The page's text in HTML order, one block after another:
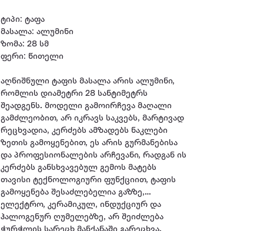
ტიპი: ტაფა
მასალა: ალუმინი
ზომა: 28 სმ
ფერი: წითელი
აღნიშნული ტაფის მასალა არის ალუმინი,
რომლის დიამეტრი 28 სანტიმეტრს
შეადგენს. მოდელი გამოირჩევა მაღალი
გამძლეობით, არ იკრავს საკვებს, მარტივად
რეცხვადია, კერძებს ამზადებს ნაკლები
ზეთის გამოყენებით, ეს არის გურმანებისა
და პროფესიონალების არჩევანი, რადგან ის
კერძებს განსხვავებულ გემოს მატებს
თავისი ტექნოლოგიური ფუნქციით, ტაფის
გამოყენება შესაძლებელია გაზზე,
ელექტრო, კერამიკულ, ინდუქციურ და
ჰალოგენურ ღუმელებზე, არ შეიძლება